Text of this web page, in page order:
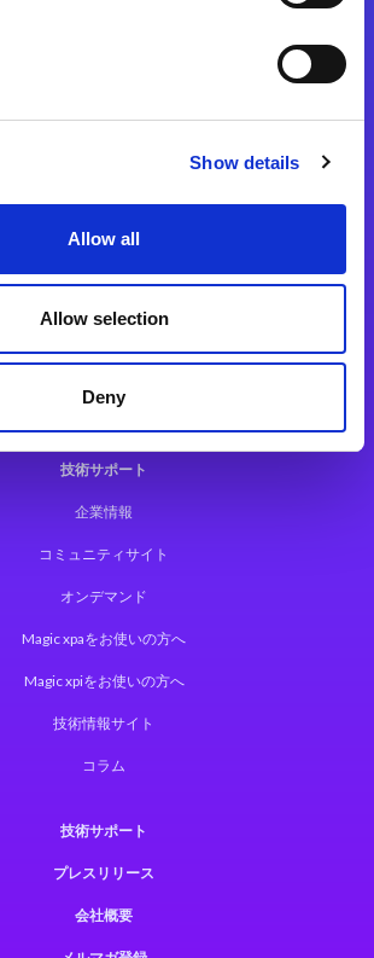
Show details
Allow all
Allow selection
Deny
Magic xpa関連ソフトウェア
Magic xpi
Magic xpi製品詳細
Magic xpi購入後手続きのご案内
Magic xpi Cloud Gateway
技術サポート
企業情報
コミュニティサイト
オンデマンド
Magic xpaをお使いの方へ
Magic xpiをお使いの方へ
技術情報サイト
コラム
技術サポート
プレスリリース
会社概要